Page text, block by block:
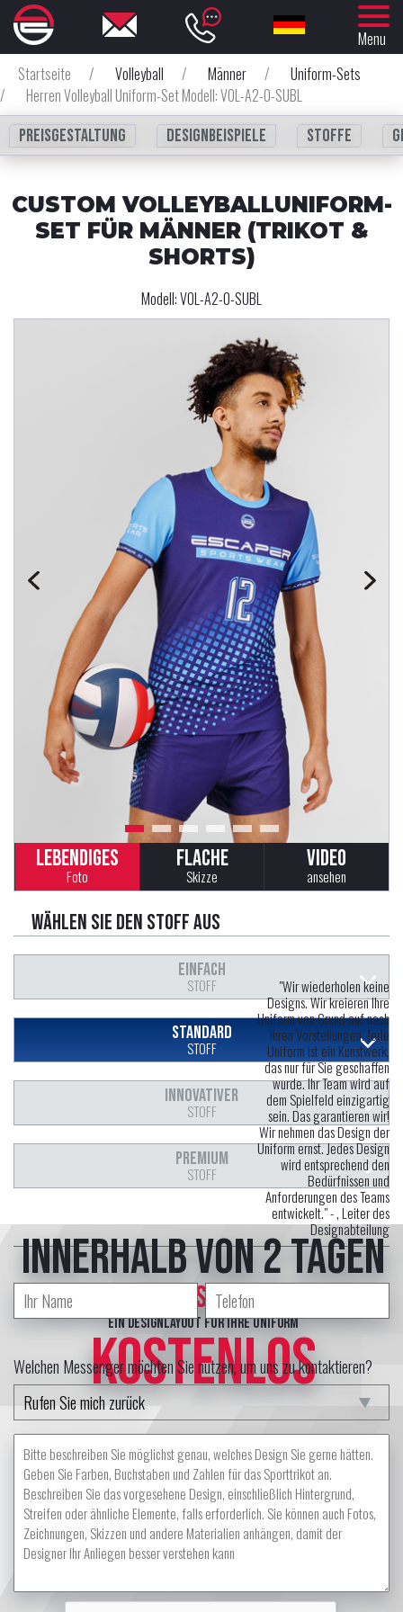
Menu
Startseite
/ Volleyball / Männer /
Uniform-Sets
/
Herren Volleyball Uniform-Set Modell: VOL-A2-0-SUBL
Preisgestaltung
Designbeispiele Stoffe
CUSTOM VOLLEYBALLUNIFORM-
SET FÜR MÄNNER (TRIKOT &
SHORTS)
Modell:VOL-A2-0-SUBL
LEBENDIGES
Foto
FLACHE
Skizze
VIDEO
ansehen
Wählen Sie den Stoff aus
EINFACH
STOFF
STANDARD
STOFF
INNOVATIVER
STOFF
PREMIUM
STOFF
"Wir wiederholen keine
Designs. Wir kreieren Ihre
Uniform von Grund auf nach
Ihren Vorstellungen. Jede
Uniform ist ein Kunstwerk,
das nur für Sie geschaffen
wurde. Ihr Team wird auf
dem Spielfeld einzigartig
sein. Das garantieren wir!
Wir nehmen das Design der
Uniform ernst. Jedes Design
wird entsprechend den
Bedürfnissen und
Anforderungen des Teams
entwickelt." -, Leiter des
Designabteilung
innerhalb von 2 Tagen
erstellt professional Designer
ein Designlayout für Ihre Uniform
KOSTENLOS
Welchen Messenger möchten Sie nutzen, um uns zu kontaktieren?